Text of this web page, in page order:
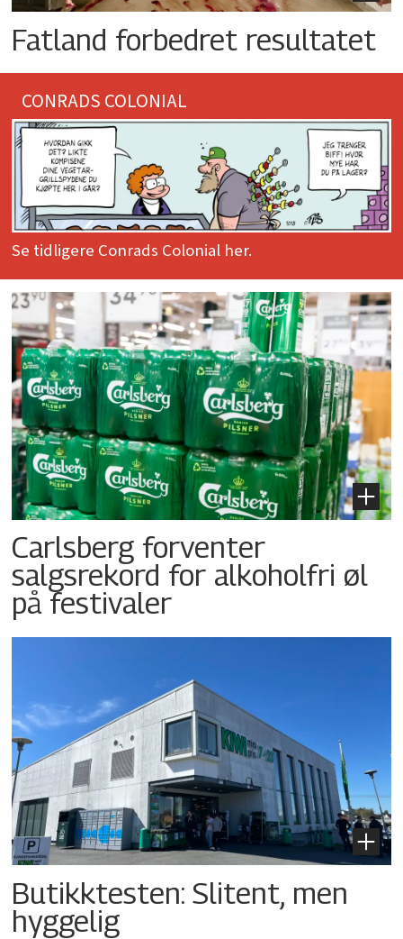
Fatland forbedret resultatet
CONRADS COLONIAL
Se tidligere Conrads Colonial her.
Carlsberg forventer
salgsrekord for alkoholfri øl
på festivaler
Butikktesten: Slitent, men
hyggelig